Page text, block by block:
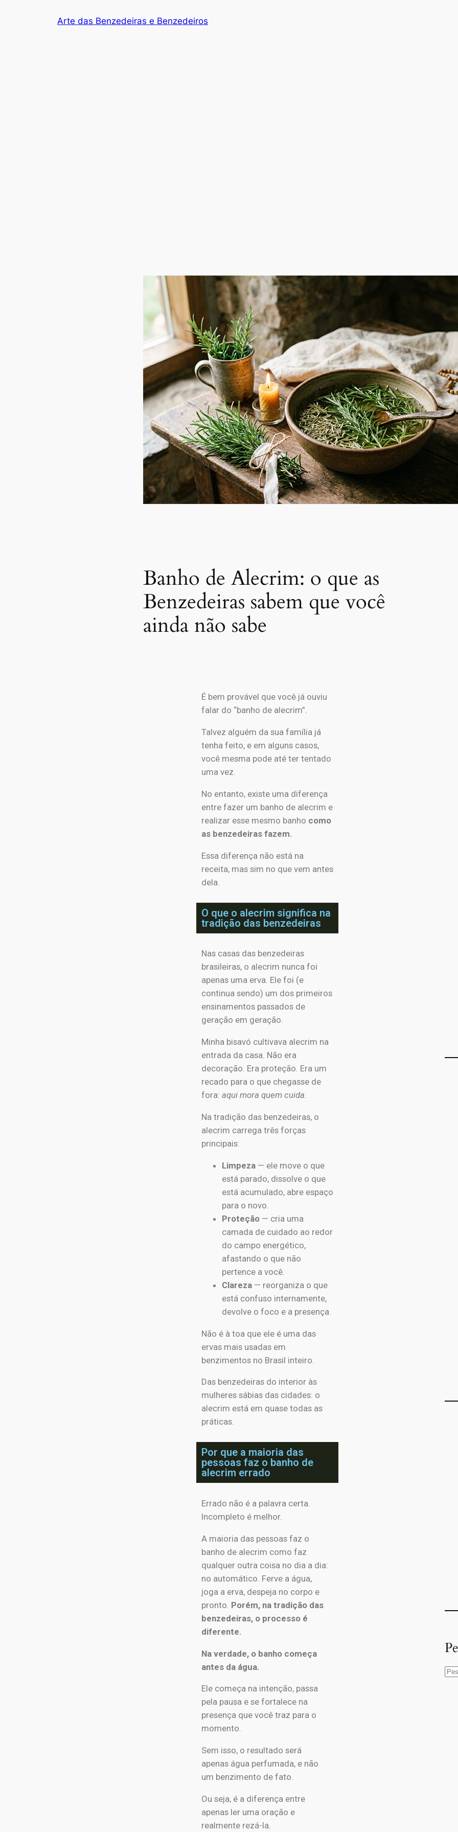
Arte das Benzedeiras e Benzedeiros
Banho de Alecrim: o que as
Benzedeiras sabem que você
ainda não sabe
É bem provável que você já ouviu
falar do “banho de alecrim”.
Talvez alguém da sua família já
tenha feito, e em alguns casos,
você mesma pode até ter tentado
uma vez.
No entanto, existe uma diferença
entre fazer um banho de alecrim e
realizar esse mesmo banho como
as benzedeiras fazem.
Essa diferença não está na
receita, mas sim no que vem antes
dela.
O que o alecrim significa na
tradição das benzedeiras
Nas casas das benzedeiras
brasileiras, o alecrim nunca foi
apenas uma erva. Ele foi (e
continua sendo) um dos primeiros
ensinamentos passados de
geração em geração.
Minha bisavó cultivava alecrim na
entrada da casa. Não era
decoração. Era proteção. Era um
recado para o que chegasse de
fora: aqui mora quem cuida.
Na tradição das benzedeiras, o
alecrim carrega três forças
principais:
Limpeza — ele move o que
está parado, dissolve o que
está acumulado, abre espaço
para o novo.
Proteção — cria uma
camada de cuidado ao redor
do campo energético,
afastando o que não
pertence a você.
Clareza — reorganiza o que
está confuso internamente,
devolve o foco e a presença.
Não é à toa que ele é uma das
ervas mais usadas em
benzimentos no Brasil inteiro.
Das benzedeiras do interior às
mulheres sábias das cidades: o
alecrim está em quase todas as
práticas.
Por que a maioria das
pessoas faz o banho de
alecrim errado
Errado não é a palavra certa.
Incompleto é melhor.
A maioria das pessoas faz o
banho de alecrim como faz
qualquer outra coisa no dia a dia:
no automático. Ferve a água,
joga a erva, despeja no corpo e
pronto. Porém, na tradição das
benzedeiras, o processo é
diferente.
Na verdade, o banho começa
antes da água.
Ele começa na intenção, passa
pela pausa e se fortalece na
presença que você traz para o
momento.
Sem isso, o resultado será
apenas água perfumada, e não
um benzimento de fato.
Ou seja, é a diferença entre
apenas ler uma oração e
realmente rezá-la.